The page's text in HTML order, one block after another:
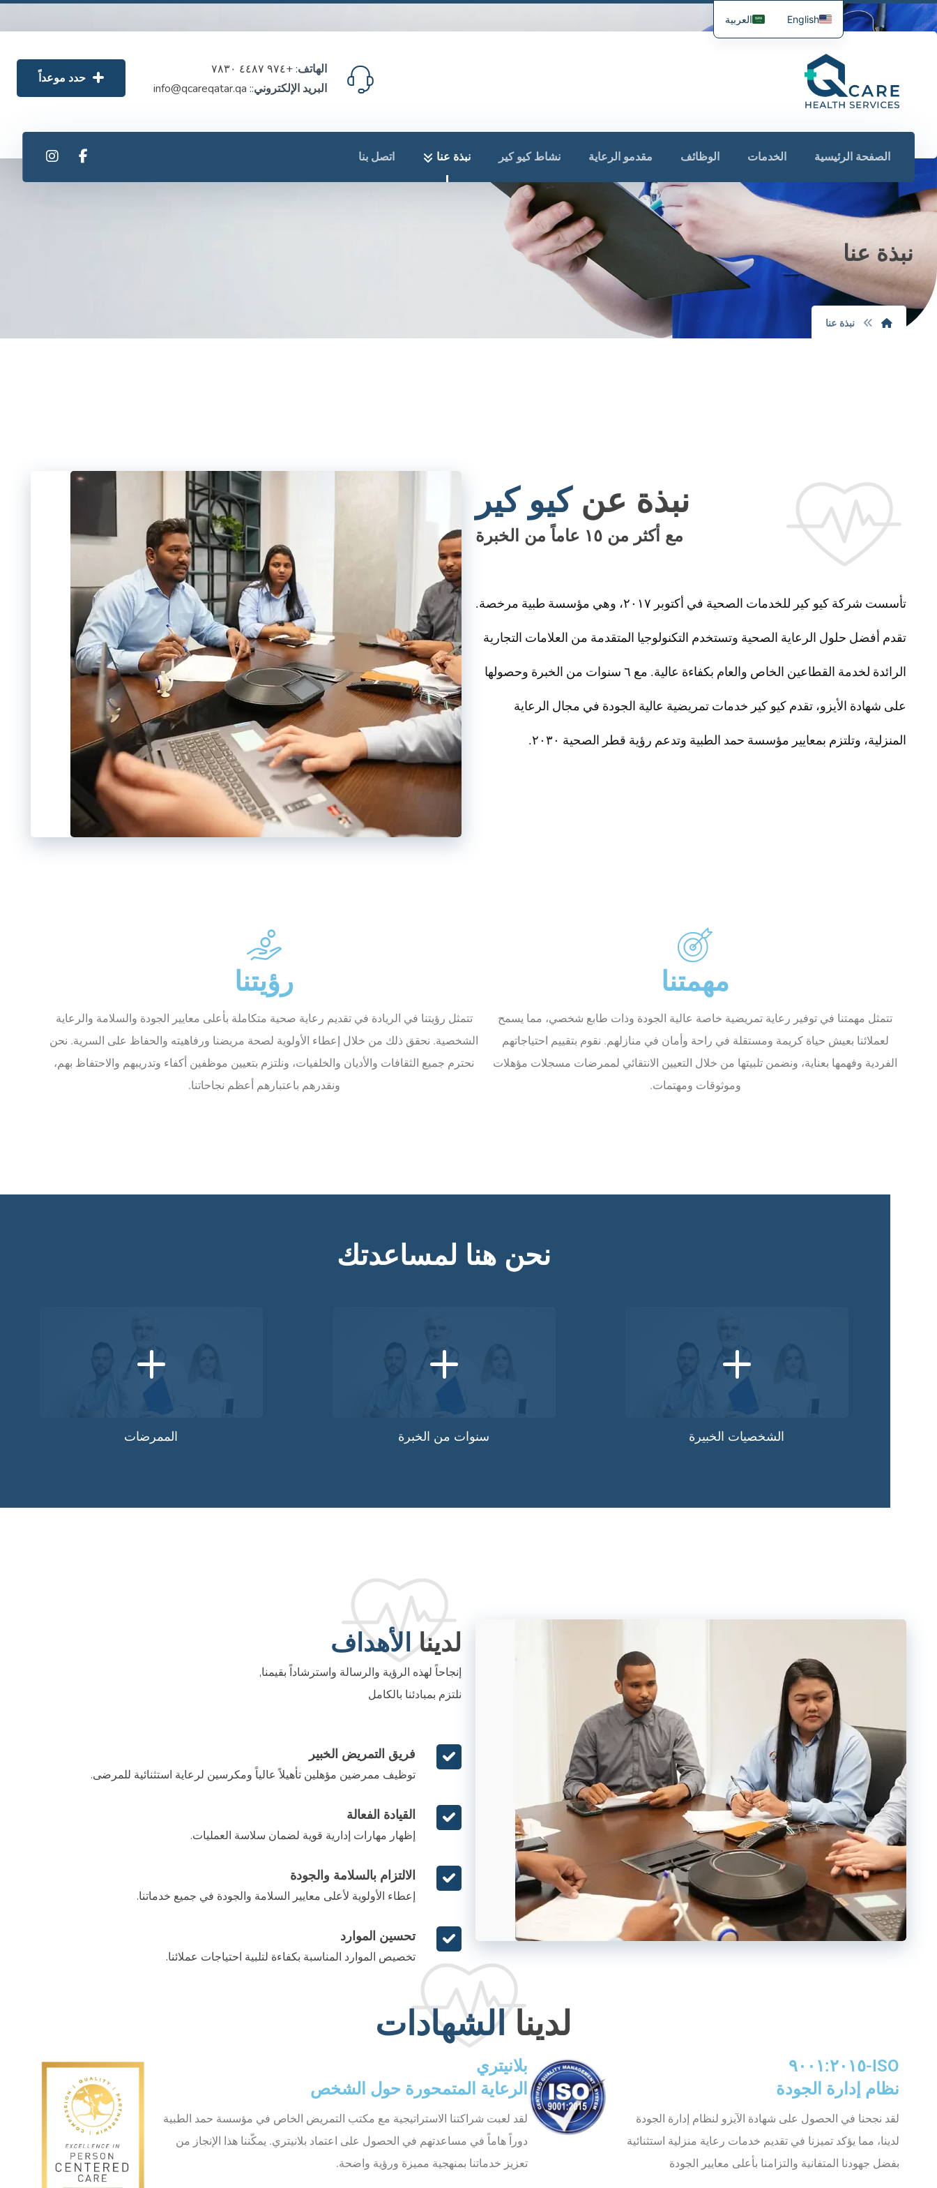
حدد موعداً
الهاتف: +٩٧٤ ٤٤٨٧ ٧٨٣٠
البريد الإلكتروني:: info@qcareqatar.qa
الصفحة الرئيسية الخدمات الوظائف مقدمو الرعاية نشاط كيو كير نبذة عنا اتصل بنا
نبذة عنا
نبذة عنا
نبذة عنكيو كير
مع أكثر من ١٥ عاماً من الخبرة
تأسست شركة كيو كير للخدمات الصحية في أكتوبر ٢٠١٧، وهي مؤسسة طبية مرخصة.
تقدم أفضل حلول الرعاية الصحية وتستخدم التكنولوجيا المتقدمة من العلامات التجارية
الرائدة لخدمة القطاعين الخاص والعام بكفاءة عالية. مع ٦ سنوات من الخبرة وحصولها
على شهادة الأيزو، تقدم كيو كير خدمات تمريضية عالية الجودة في مجال الرعاية
المنزلية، وتلتزم بمعايير مؤسسة حمد الطبية وتدعم رؤية قطر الصحية ٢٠٣٠.
مهمتنا
تتمثل مهمتنا في توفير رعاية تمريضية خاصة عالية الجودة وذات طابع شخصي، مما يسمح
لعملائنا بعيش حياة كريمة ومستقلة في راحة وأمان في منازلهم. نقوم بتقييم احتياجاتهم
الفردية وفهمها بعناية، ونضمن تلبيتها من خلال التعيين الانتقائي لممرضات مسجلات مؤهلات
وموثوقات ومهتمات.
رؤيتنا
تتمثل رؤيتنا في الريادة في تقديم رعاية صحية متكاملة بأعلى معايير الجودة والسلامة والرعاية
الشخصية. نحقق ذلك من خلال إعطاء الأولوية لصحة مريضنا ورفاهيته والحفاظ على السرية. نحن
نحترم جميع الثقافات والأديان والخلفيات، ونلتزم بتعيين موظفين أكفاء وتدريبهم والاحتفاظ بهم،
ونقدرهم باعتبارهم أعظم نجاحاتنا.
نحن هنا لمساعدتك
+
الشخصيات الخبيرة
+
سنوات من الخبرة
+
الممرضات
لديناالأهداف
إنجاحاً لهذه الرؤية والرسالة واسترشاداً بقيمنا,
نلتزم بمبادئنا بالكامل
فريق التمريض الخبير
توظيف ممرضين مؤهلين تأهيلاً عالياً ومكرسين لرعاية استثنائية للمرضى.
القيادة الفعالة
إظهار مهارات إدارية قوية لضمان سلاسة العمليات.
الالتزام بالسلامة والجودة
إعطاء الأولوية لأعلى معايير السلامة والجودة في جميع خدماتنا.
تحسين الموارد
تخصيص الموارد المناسبة بكفاءة لتلبية احتياجات عملائنا.
لديناالشهادات
ISO-٩٠٠١:٢٠١٥
نظام إدارة الجودة
لقد نجحنا في الحصول على شهادة الآيزو لنظام إدارة الجودة
لدينا، مما يؤكد تميزنا في تقديم خدمات رعاية منزلية استثنائية
بفضل جهودنا المتفانية والتزامنا بأعلى معايير الجودة
بلانيتري
الرعاية المتمحورة حول الشخص
لقد لعبت شراكتنا الاستراتيجية مع مكتب التمريض الخاص في مؤسسة حمد الطبية
دوراً هاماً في مساعدتهم في الحصول على اعتماد بلانيتري. يمكّننا هذا الإنجاز من
تعزيز خدماتنا بمنهجية مميزة ورؤية واضحة.
English العربية